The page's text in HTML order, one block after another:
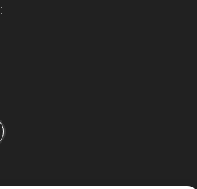
: